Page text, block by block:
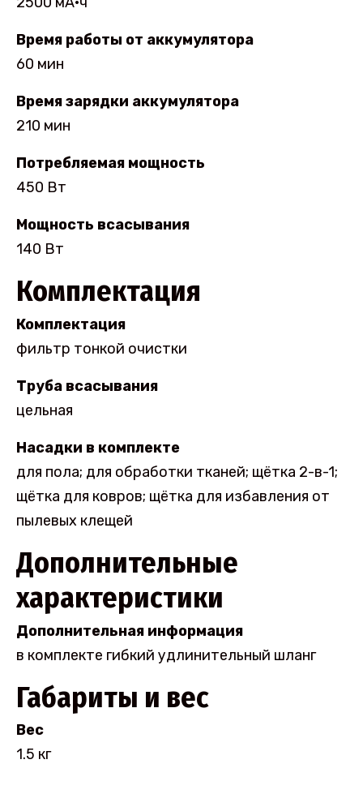
Время работы от аккумулятора
60 мин
Время зарядки аккумулятора
210 мин
Потребляемая мощность
450 Вт
Мощность всасывания
140 Вт
Комплектация
Комплектация
фильтр тонкой очистки
Труба всасывания
цельная
Насадки в комплекте
для пола; для обработки тканей; щётка 2-в-1;
щётка для ковров; щётка для избавления от
пылевых клещей
Дополнительные
характеристики
Дополнительная информация
в комплекте гибкий удлинительный шланг
Габариты и вес
Вес
1.5 кг